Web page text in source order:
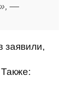
—
заявили,